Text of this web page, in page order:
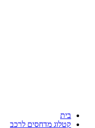
בית
קטלוג מדחסים לרכב